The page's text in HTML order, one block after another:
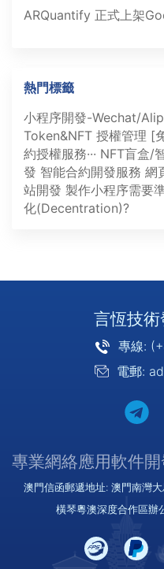
ARQuantify 正式上架
熱門標籤
小程序開發-Wechat/
Token&NFT 授權管理 [
約授權服務··· NFT盲盒/
發 智能合約開發服務 網
站開發 製作小程序需要
化(Decentration)?
言恆技術
專線:
電郵:
澳門信函郵遞地址: 澳門南灣
橫琴粵澳深度合作區辦